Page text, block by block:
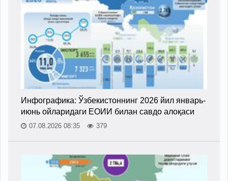
Инфографика: Ўзбекистоннинг 2026 йил январь-
июнь ойларидаги ЕОИИ билан савдо алоқаси
07.08.2026 08:35 379